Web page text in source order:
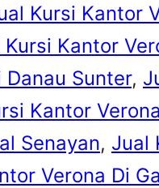
Kursi Kantor
Kursi Kantor
Sunter,
Kantor
Senayan, Jual
Verona Di